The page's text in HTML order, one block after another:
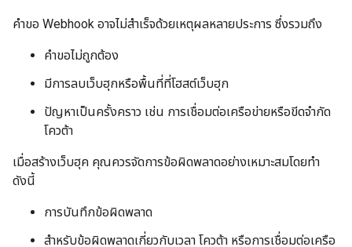
คำขอ Webhook อาจไม่สำเร็จด้วยเหตุผลหลายประการ ซึ่งรวมถึง
คำขอไม่ถูกต้อง
มีการลบเว็บฮุกหรือพื้นที่ที่โฮสต์เว็บฮุก
ปัญหาเป็นครั้งคราว เช่น การเชื่อมต่อเครือข่ายหรือขีดจำกัด
โควต้า
เมื่อสร้างเว็บฮุค คุณควรจัดการข้อผิดพลาดอย่างเหมาะสมโดยทำ
ดังนี้
การบันทึกข้อผิดพลาด
สำหรับข้อผิดพลาดเกี่ยวกับเวลา โควต้า หรือการเชื่อมต่อเครือ